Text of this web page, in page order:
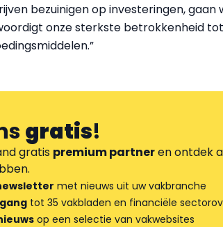
bezuinigen op investeringen, gaan
onze sterkste betrokkenheid
gratis!
gratis premium partneren ontdek
met nieuws uit uw vakbranche
tot 35 vakbladen en financiële
op een selectie van vakwebsites